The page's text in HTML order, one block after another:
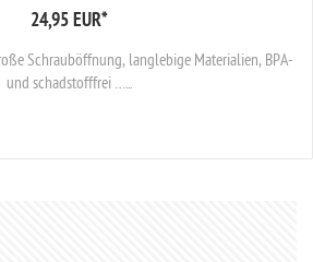
24,95 EUR*
Schrauböffnung, langlebige Materialien, BPA-
und schadstofffrei …...